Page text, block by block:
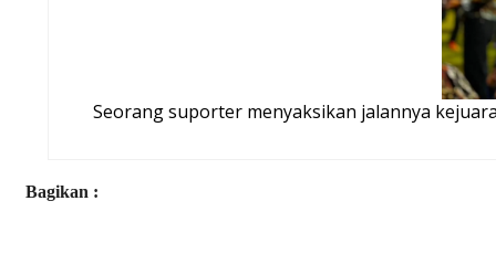
Seorang suporter menyaksikan jalannya
Bagikan :